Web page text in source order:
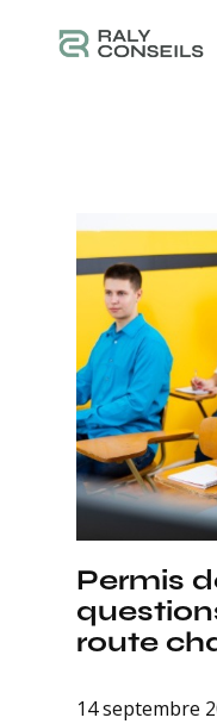
Permis
route
14 septembre